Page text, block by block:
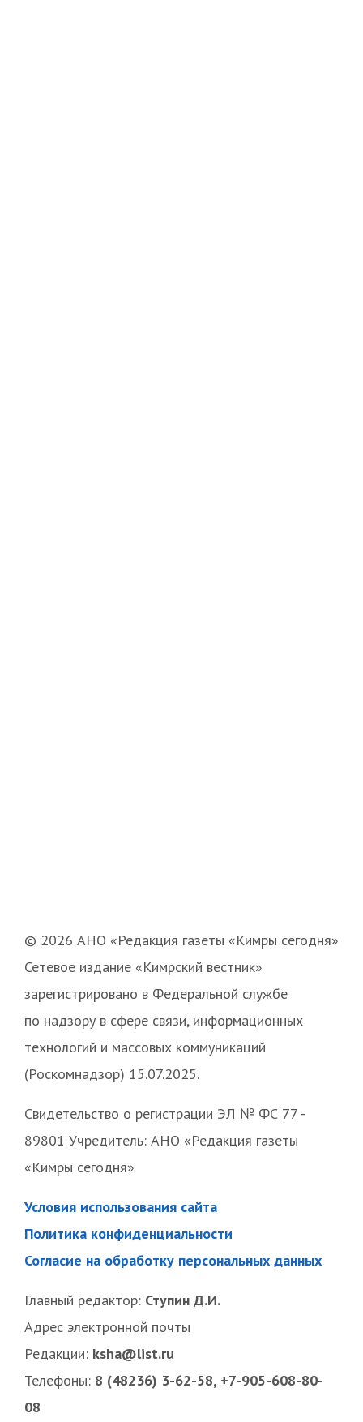
© 2026 АНО «Редакция газеты «Кимры сегодня»
Сетевое издание «Кимрский вестник»
зарегистрировано в Федеральной службе
по надзору в сфере связи, информационных
технологий и массовых коммуникаций
(Роскомнадзор) 15.07.2025.
Свидетельство о регистрации ЭЛ № ФС 77 -
89801 Учредитель: АНО «Редакция газеты
«Кимры сегодня»
Условия использования сайта
Политика конфиденциальности
Согласие на обработку персональных данных
Главный редактор: Ступин Д.И.
Адрес электронной почты
Редакции: ksha@list.ru
Телефоны: 8 (48236) 3-62-58, +7-905-608-80-
08